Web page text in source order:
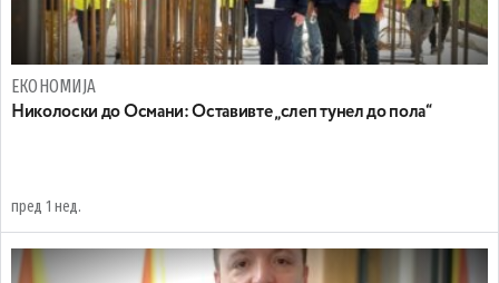
ЕКОНОМИЈА
Николоски до Османи: Oставивте „слеп тунел до пола“
пред 1 нед.